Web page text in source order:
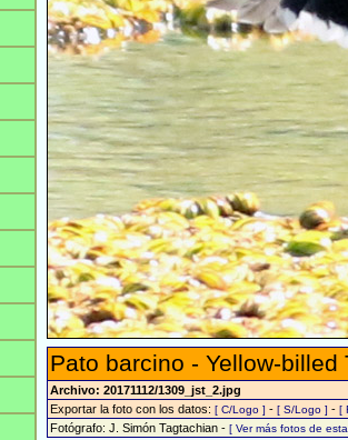
Pato barcino - Yellow-
Archivo: 20171112/1309_jst_2.jpg
Exportar la foto con los datos: [ C/Logo ] - [ S/Logo ] - [
Fotógrafo: J. Simón Tagtachian - [ Ver más fotos de